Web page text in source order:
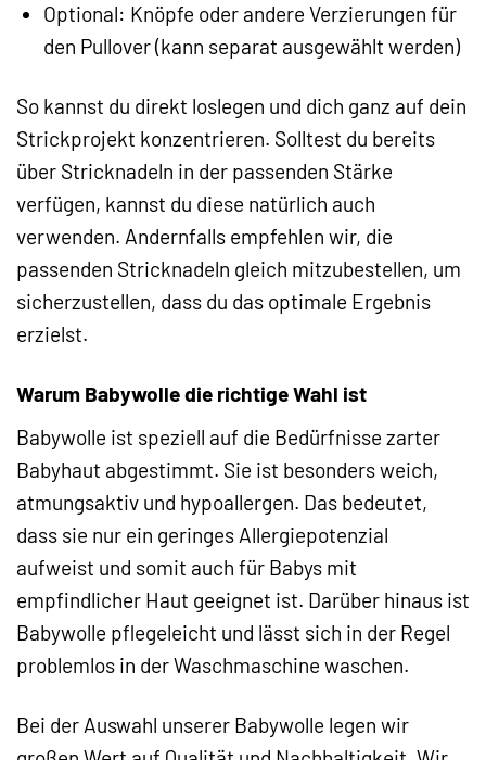
Optional: Knöpfe oder andere Verzierungen für
den Pullover (kann separat ausgewählt werden)
So kannst du direkt loslegen und dich ganz auf dein
Strickprojekt konzentrieren. Solltest du bereits
über Stricknadeln in der passenden Stärke
verfügen, kannst du diese natürlich auch
verwenden. Andernfalls empfehlen wir, die
passenden Stricknadeln gleich mitzubestellen, um
sicherzustellen, dass du das optimale Ergebnis
erzielst.
Warum Babywolle die richtige Wahl ist
Babywolle ist speziell auf die Bedürfnisse zarter
Babyhaut abgestimmt. Sie ist besonders weich,
atmungsaktiv und hypoallergen. Das bedeutet,
dass sie nur ein geringes Allergiepotenzial
aufweist und somit auch für Babys mit
empfindlicher Haut geeignet ist. Darüber hinaus ist
Babywolle pflegeleicht und lässt sich in der Regel
problemlos in der Waschmaschine waschen.
Bei der Auswahl unserer Babywolle legen wir